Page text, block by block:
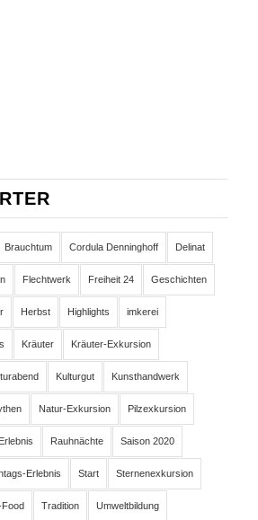
Brauchtum Cordula Denninghoff Delinat
Flechtwerk Freiheit 24 Geschichten
Herbst Highlights imkerei
Kräuter Kräuter-Exkursion
Kulturgut Kunsthandwerk
Natur-Exkursion Pilzexkursion
Rauhnächte Saison 2020
Erlebnis Start Sternenexkursion
Tradition Umweltbildung